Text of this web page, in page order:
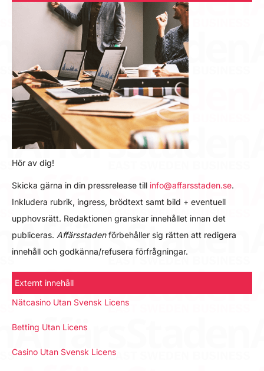
Hör av dig!
Skicka gärna in din pressrelease till info@affarsstaden.se.
Inkludera rubrik, ingress, brödtext samt bild + eventuell
upphovsrätt. Redaktionen granskar innehållet innan det
publiceras. Affärsstadenförbehåller sig rätten att redigera
innehåll och godkänna/refusera förfrågningar.
Externt innehåll
Nätcasino Utan Svensk Licens
Betting Utan Licens
Casino Utan Svensk Licens